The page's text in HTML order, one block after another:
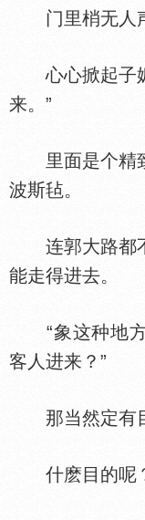
门里梢无人
心心掀起子媚
来。”
里面是个精致
波斯毡。
连郭大路都不
能走得进去。
“象这种地方
客人进来？”
那当然定有
什麽目的呢